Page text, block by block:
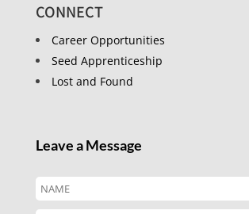
CONNECT
Career Opportunities
Seed Apprenticeship
Lost and Found
Leave a Message